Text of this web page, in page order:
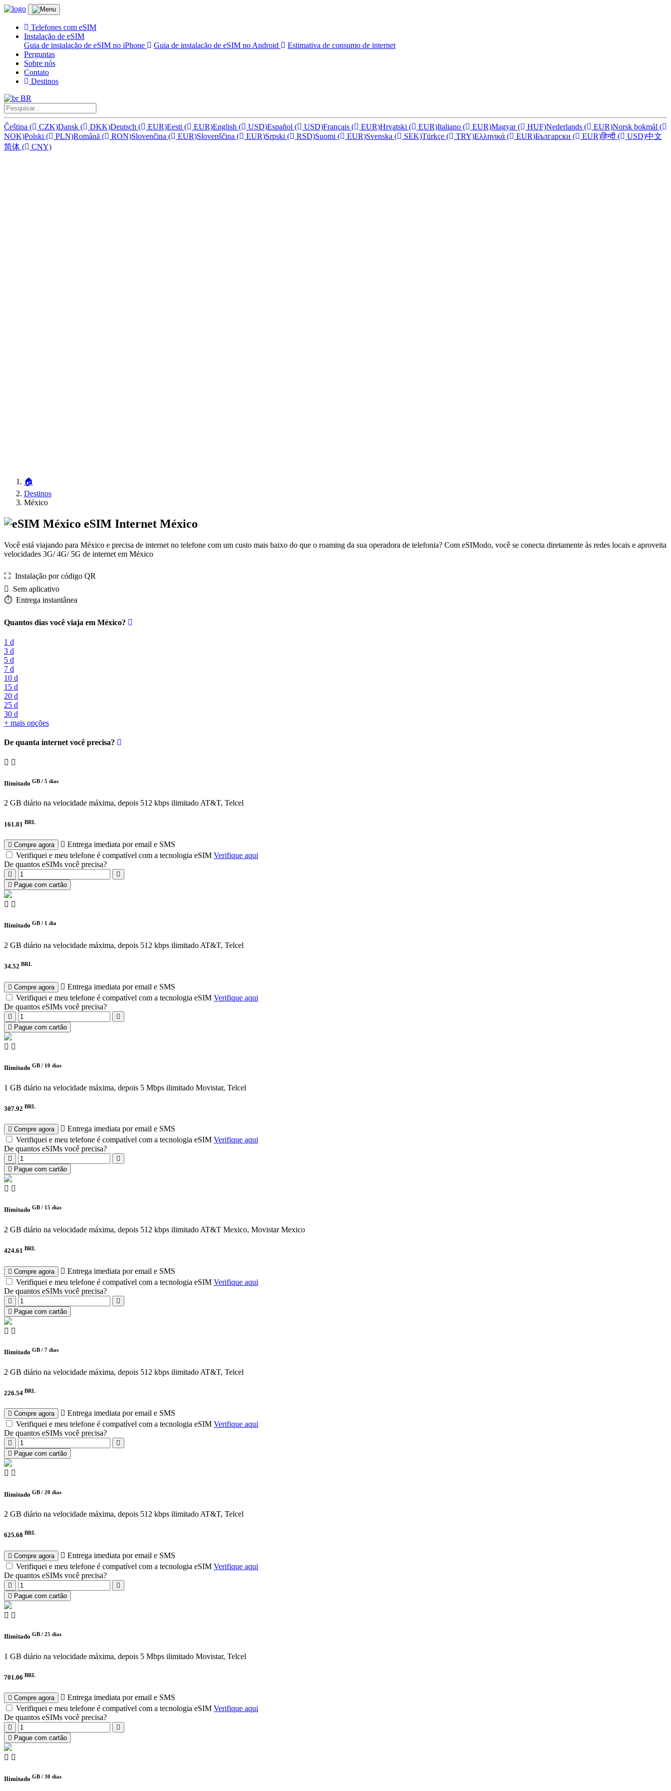
Telefones com eSIM
Instalação de eSIM
Guia de instalação de eSIM no iPhone
Guia de instalação de eSIM no Android
Estimativa de consumo de internet
Perguntas
Sobre nós
Contato
Destinos
BR
Čeština ( CZK)Dansk ( DKK)Deutsch ( EUR)Eesti ( EUR)English ( USD)Español ( USD)Français ( EUR)Hrvatski ( EUR)Italiano ( EUR)Magyar( HUF)Nederlands ( EUR)Norsk bokmål (
NOK)Polski ( PLN)Română ( RON)Slovenčina ( EUR)Slovenščina ( EUR)Srpski ( RSD)Suomi ( EUR)Svenska ( SEK)Türkçe ( TRY)Ελληνικά ( EUR)Български ( EUR)हिन्दी ( USD)中文
简体 ( CNY)
🏠
Destinos
México
eSIM Internet México
Você está viajando para México e precisa de internet no telefone com um custo mais baixo do que o roaming da sua operadora de telefonia? Com eSIModo, você se conecta diretamente às redes locais e aproveita
velocidades 3G/ 4G/ 5G de internet em México
⛶️️ Instalação por código QR
️ Sem aplicativo
⏱️️ Entrega instantânea
Quantos dias você viaja em México?
1 d
3 d
5 d
7 d
10 d
15 d
20 d
25 d
30 d
+ mais opções
De quanta internet você precisa?
Ilimitado GB / 5 dias
2 GB diário na velocidade máxima, depois 512 kbps ilimitadoAT&T, Telcel
161.81 BRL
Compre agora
Entrega imediata por email e SMS
Verifiquei e meu telefone é compatível com a tecnologia eSIM Verifique aqui
De quantos eSIMs você precisa?
Pague com cartão
Ilimitado GB / 1 dia
2 GB diário na velocidade máxima, depois 512 kbps ilimitado AT&T, Telcel
34.52 BRL
Compre agora
Entrega imediata por email e SMS
Verifiquei e meu telefone é compatível com a tecnologia eSIM Verifique aqui
De quantos eSIMs você precisa?
Pague com cartão
Ilimitado GB / 10 dias
1 GB diário na velocidade máxima, depois 5 Mbps ilimitado Movistar, Telcel
307.92 BRL
Compre agora
Entrega imediata por email e SMS
Verifiquei e meu telefone é compatível com a tecnologia eSIM Verifique aqui
De quantos eSIMs você precisa?
Pague com cartão
Ilimitado GB / 15 dias
2 GB diário na velocidade máxima, depois 512 kbps ilimitado AT&T Mexico, Movistar Mexico
424.61 BRL
Compre agora
Entrega imediata por email e SMS
Verifiquei e meu telefone é compatível com a tecnologia eSIM Verifique aqui
De quantos eSIMs você precisa?
Pague com cartão
Ilimitado GB / 7 dias
2 GB diário na velocidade máxima, depois 512 kbps ilimitado AT&T, Telcel
226.54 BRL
Compre agora
Entrega imediata por email e SMS
Verifiquei e meu telefone é compatível com a tecnologia eSIM Verifique aqui
De quantos eSIMs você precisa?
Pague com cartão
Ilimitado GB / 20 dias
2 GB diário na velocidade máxima, depois 512 kbps ilimitado AT&T, Telcel
625.68 BRL
Compre agora
Entrega imediata por email e SMS
Verifiquei e meu telefone é compatível com a tecnologia eSIM Verifique aqui
De quantos eSIMs você precisa?
Pague com cartão
Ilimitado GB / 25 dias
1 GB diário na velocidade máxima, depois 5 Mbps ilimitado Movistar, Telcel
701.06 BRL
Compre agora
Entrega imediata por email e SMS
Verifiquei e meu telefone é compatível com a tecnologia eSIM Verifique aqui
De quantos eSIMs você precisa?
Pague com cartão
Ilimitado GB / 30 dias